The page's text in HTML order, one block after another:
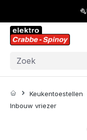
Keukentoestellen
Inbouw vriezer